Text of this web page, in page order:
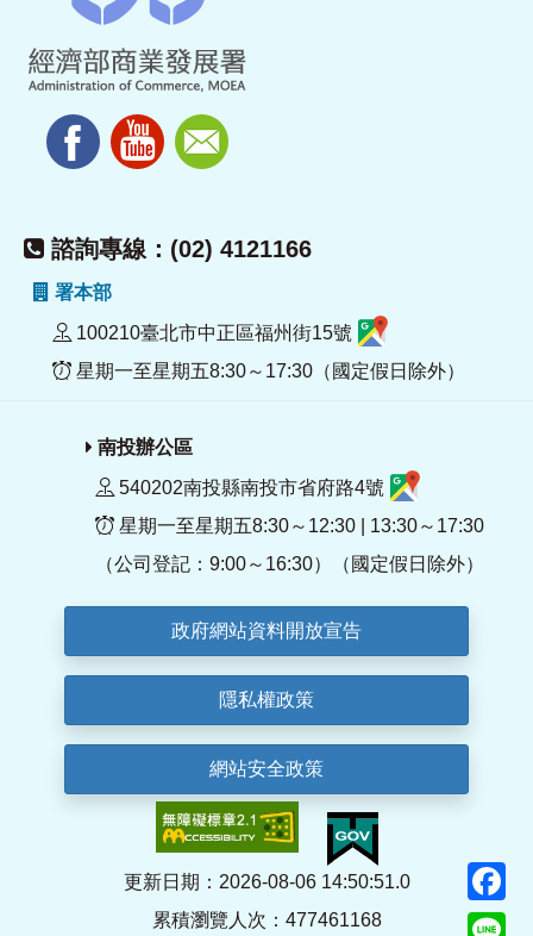
諮詢專線：(02) 4121166
署本部
100210臺北市中正區福州街15號
星期一至星期五8:30～17:30（國定假日除外）
南投辦公區
540202南投縣南投市省府路4號
星期一至星期五8:30～12:30 | 13:30～17:30
（公司登記：9:00～16:30）（國定假日除外）
政府網站資料開放宣告
隱私權政策
網站安全政策
更新日期：2026-08-06 14:50:51.0
累積瀏覽人次：477461168